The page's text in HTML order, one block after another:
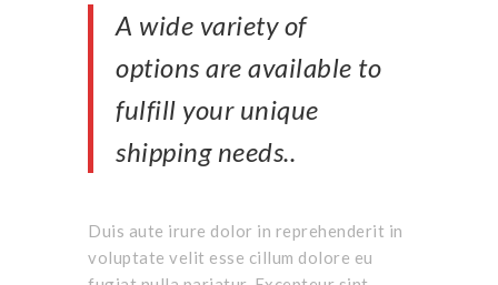
A wide variety of
options are available to
fulfill your unique
shipping needs..
Duis aute irure dolor in reprehenderit in
voluptate velit esse cillum dolore eu